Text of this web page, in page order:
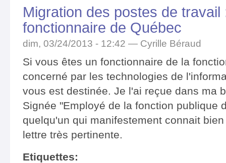
Migration des postes de
fonctionnaire de Québec
dim, 03/24/2013 - 12:42 — Cyrille Béraud
Si vous êtes un fonctionnaire de la
concerné par les technologies de
vous est destinée. Je l'ai reçue dans ma
Signée "Employé de la fonction publique
quelqu'un qui manifestement connait
lettre très pertinente.
Etiquettes: